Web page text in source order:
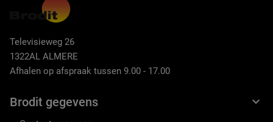
Televisieweg 26
1322AL ALMERE
Afhalen op afspraak tussen 9.00 - 17.00
Brodit gegevens